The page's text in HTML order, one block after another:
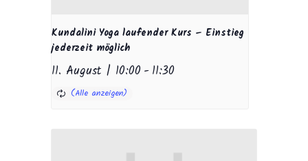
Kundalini Yoga laufender Kurs – Einstieg
jederzeit möglich
11. August | 10:00 -11:30